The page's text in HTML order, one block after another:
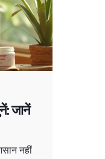
जानें
नहीं